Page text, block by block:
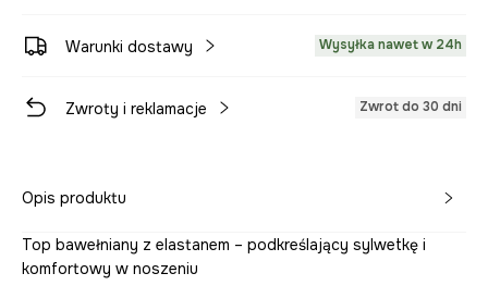
Warunki dostawy Wysyłka nawet w 24h
Zwroty i reklamacje Zwrot do 30 dni
Opis produktu
Top bawełniany z elastanem – podkreślający sylwetkę i
komfortowy w noszeniu